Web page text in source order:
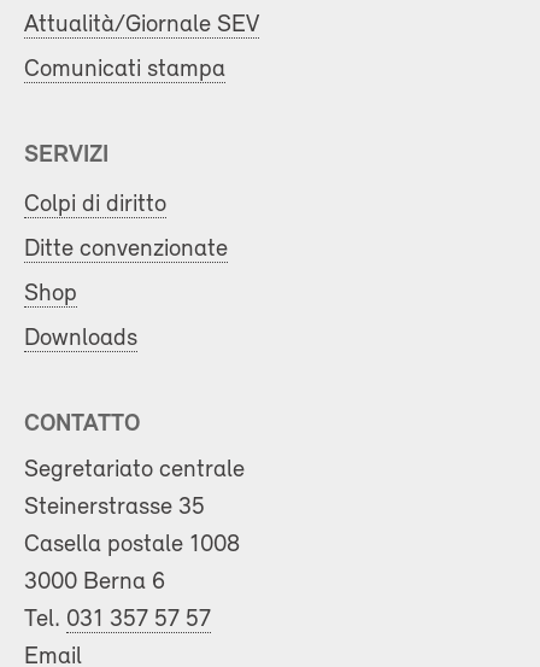
Attualità/Giornale SEV
Comunicati stampa
SERVIZI
Colpi di diritto
Ditte convenzionate
Shop
Downloads
CONTATTO
Segretariato centrale
Steinerstrasse 35
Casella postale 1008
3000 Berna 6
Tel. 031 357 57 57
Email